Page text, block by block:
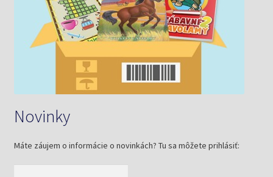
Novinky
Máte záujem o informácie o novinkách? Tu sa môžete prihlásiť: